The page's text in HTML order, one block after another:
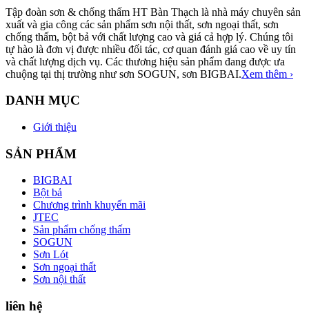
Tập đoàn sơn & chống thấm HT Bàn Thạch là nhà máy chuyên sản
xuất và gia công các sản phẩm sơn nội thất, sơn ngoại thất, sơn
chống thấm, bột bả với chất lượng cao và giá cả hợp lý. Chúng tôi
tự hào là đơn vị được nhiều đối tác, cơ quan đánh giá cao về uy tín
và chất lượng dịch vụ. Các thương hiệu sản phẩm đang được ưa
chuộng tại thị trường như sơn SOGUN, sơn BIGBAI.Xem thêm ›
DANH MỤC
Giới thiệu
SẢN PHẨM
BIGBAI
Bột bả
Chương trình khuyến mãi
JTEC
Sản phẩm chống thấm
SOGUN
Sơn Lót
Sơn ngoại thất
Sơn nội thất
liên hệ